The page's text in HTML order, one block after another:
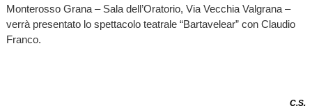
Monterosso Grana – Sala dell’Oratorio, Via Vecchia Valgrana –
verrà presentato lo spettacolo teatrale “Bartavelear” con Claudio
Franco.
C.S.